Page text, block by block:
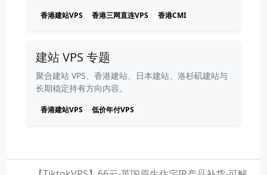
香港建站VPS 香港三网直连VPS 香港CMI
建站 VPS 专题
聚合建站 VPS、香港建站、日本建站、洛杉矶建站与
长期稳定持有方向内容。
香港建站VPS 低价年付VPS